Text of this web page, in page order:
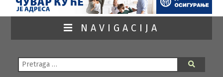
NAVIGACIJA
Pretraga: